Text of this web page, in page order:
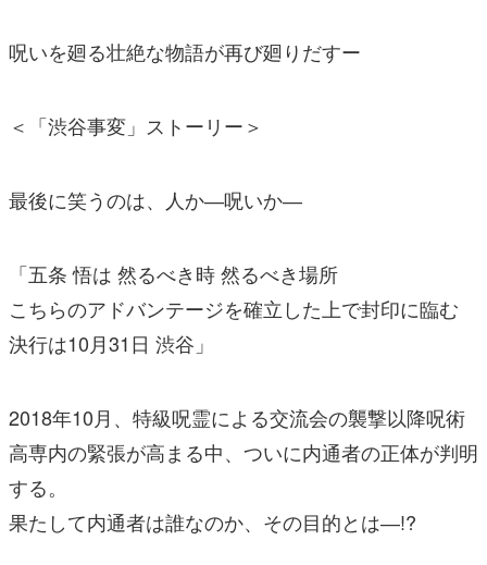
呪いを廻る壮絶な物語が再び廻りだすー
＜「渋谷事変」ストーリー＞
最後に笑うのは、人か―呪いか―
「五条 悟は 然るべき時 然るべき場所
こちらのアドバンテージを確立した上で封印に臨む
決行は10月31日 渋谷」
2018年10月、特級呪霊による交流会の襲撃以降呪術
高専内の緊張が高まる中、ついに内通者の正体が判明
する。
果たして内通者は誰なのか、その目的とは―!?